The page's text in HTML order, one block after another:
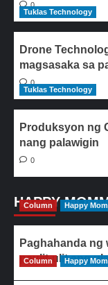
0
Tuklas Technology
Drone
magsasaka sa
0
Tuklas Technology
Produksyon ng
nang palawigin
0
HAPPY
Column Happy
Paghahanda
paulit-ulit ang
Column Happy